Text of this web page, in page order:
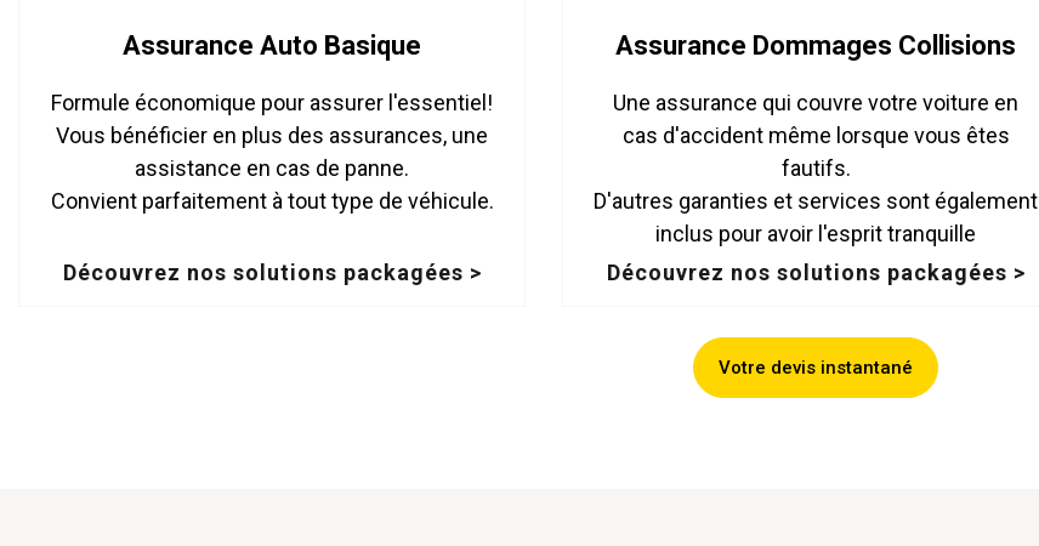
Assurance Auto Basique
Formule économique pour assurer l'essentiel!
Vous bénéficier en plus des assurances, une
assistance en cas de panne.
Convient parfaitement à tout type de véhicule.
Découvrez nos solutions packagées >
Assurance Dommages Collisions
Une assurance qui couvre votre voiture en
cas d'accident même lorsque vous êtes
fautifs.
D'autres garanties et services sont également
inclus pour avoir l'esprit tranquille
Découvrez nos solutions packagées >
Votre devis instantané